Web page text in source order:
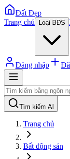
Đất Đẹp
Trang chủ
Loại BĐS
Đăng nhập
Tìm kiếm AI
Trang chủ
Bất động sản